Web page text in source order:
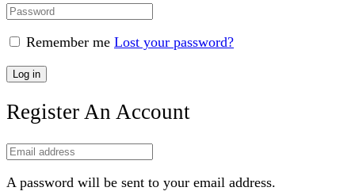
Remember me Lost your password?
Log in
Register An Account
A password will be sent to your email address.